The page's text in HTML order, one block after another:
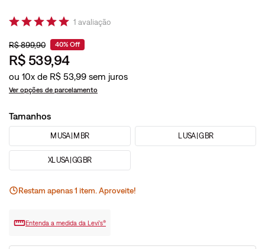
1 avaliação
R$899,90 40% Off
R$ 539,94
ou 10x de R$ 53,99
Ver opções de parcelamento
Tamanhos
M USA | M BR L USA | G BR
XL USA | GG BR
Restam apenas1 item. Aproveite!
Entenda a medida da Levi’s®